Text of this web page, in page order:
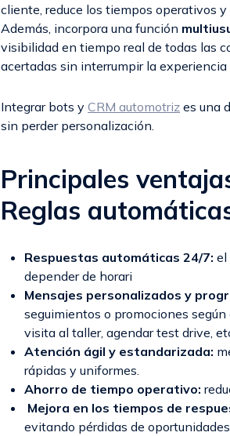
cliente, reduce los tiempos operativos
Además, incorpora una función
visibilidad en tiempo real de todas las
acertadas sin interrumpir la experiencia
Integrar bots y CRM automotriz es una
sin perder personalización.
Principales
Reglas
Respuestas automáticas 24/7: el
depender de horari
Mensajes personalizados y
seguimientos o promociones
visita al taller, agendar test drive,
Atención ágil y estandarizada:
rápidas y uniformes.
Ahorro de tiempo operativo:
Mejora en los tiempos de
evitando pérdidas de